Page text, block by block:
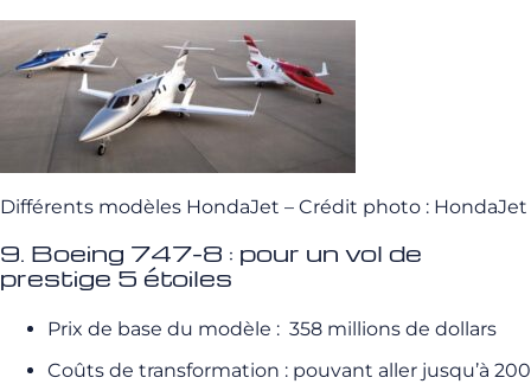
Différents modèles HondaJet – Crédit photo : HondaJet
9. Boeing 747-8 : pour un vol de
prestige 5 étoiles
Prix de base du modèle : 358 millions de dollars
Coûts de transformation : pouvant aller jusqu’à 200